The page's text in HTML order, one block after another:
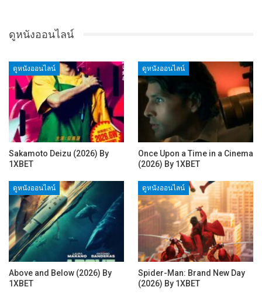
ดูหนังออนไลน์
ดูหนังออนไลน์
Sakamoto Deizu (2026) By
1XBET
ดูหนังออนไลน์
Once Upon a Time in a Cinema
(2026) By 1XBET
ดูหนังออนไลน์
Above and Below (2026) By
1XBET
ดูหนังออนไลน์
Spider-Man: Brand New Day
(2026) By 1XBET